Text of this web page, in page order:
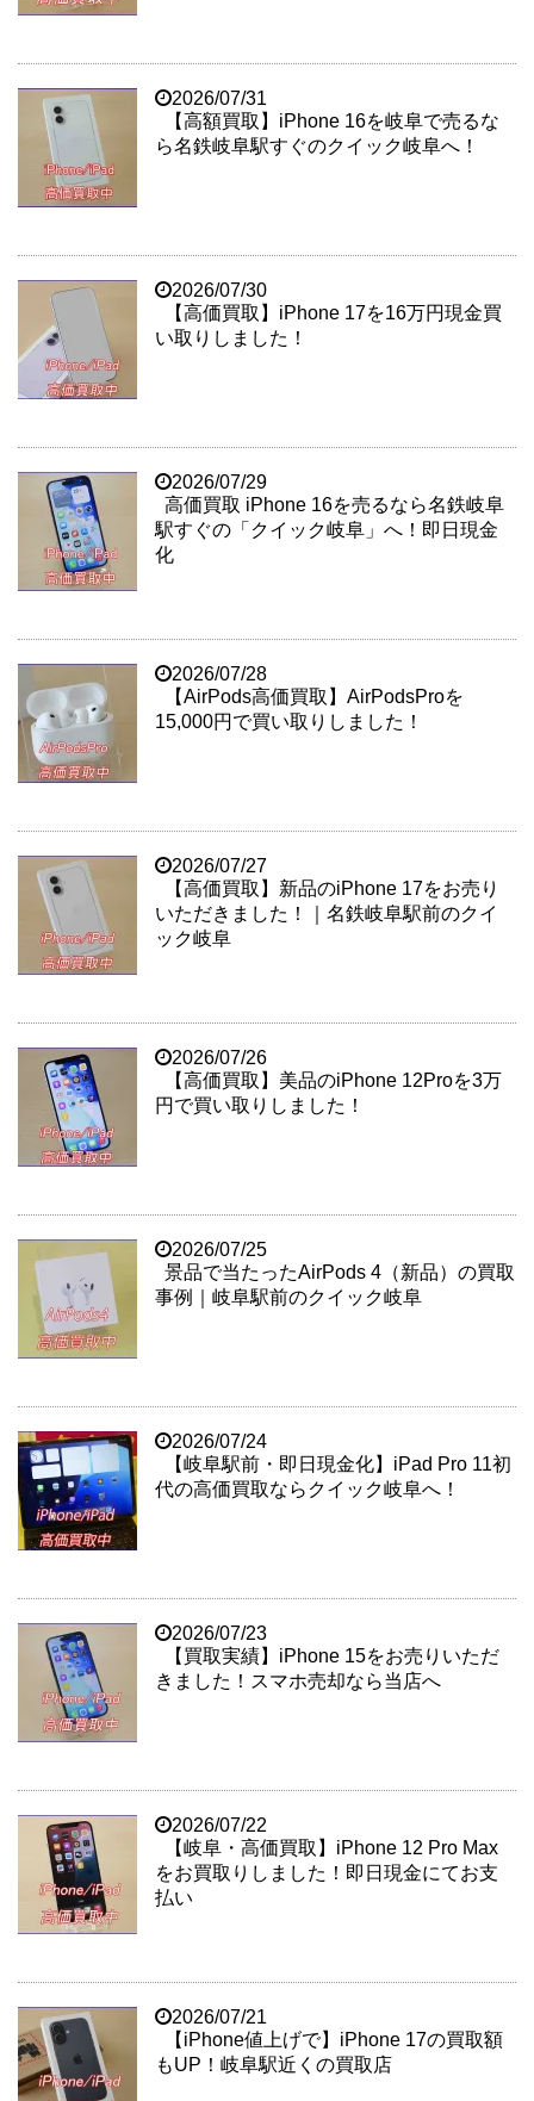
2026/07/31
【高額買取】iPhone 16を岐阜で売るな
ら名鉄岐阜駅すぐのクイック岐阜へ！
2026/07/30
【高価買取】iPhone 17を16万円現金買
い取りしました！
2026/07/29
高価買取 iPhone 16を売るなら名鉄岐阜
駅すぐの「クイック岐阜」へ！即日現金
化
2026/07/28
【AirPods高価買取】AirPodsProを
15,000円で買い取りしました！
2026/07/27
【高価買取】新品のiPhone 17をお売り
いただきました！｜名鉄岐阜駅前のクイ
ック岐阜
2026/07/26
【高価買取】美品のiPhone 12Proを3万
円で買い取りしました！
2026/07/25
景品で当たったAirPods 4（新品）の買取
事例｜岐阜駅前のクイック岐阜
2026/07/24
【岐阜駅前・即日現金化】iPad Pro 11初
代の高価買取ならクイック岐阜へ！
2026/07/23
【買取実績】iPhone 15をお売りいただ
きました！スマホ売却なら当店へ
2026/07/22
【岐阜・高価買取】iPhone 12 Pro Max
をお買取りしました！即日現金にてお支
払い
2026/07/21
【iPhone値上げで】iPhone 17の買取額
もUP！岐阜駅近くの買取店